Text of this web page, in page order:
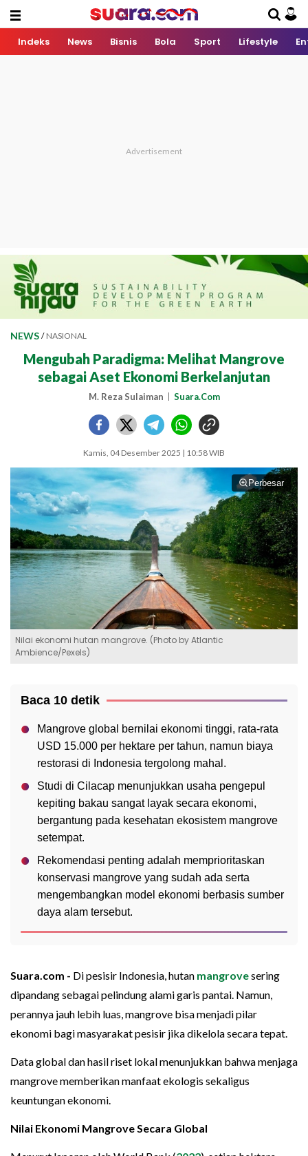
Indeks News Bisnis Bola Sport Lifestyle
NEWS / NASIONAL
Mengubah Paradigma: Melihat Mangrove
sebagai Aset Ekonomi Berkelanjutan
M. Reza Sulaiman Suara.Com
Kamis, 04 Desember 2025 | 10:58 WIB
Perbesar
Nilai ekonomi hutan mangrove. (Photo by Atlantic
Ambience/Pexels)
Baca 10 detik
Mangrove global bernilai ekonomi tinggi, rata-rata
USD 15.000 per hektare per tahun, namun biaya
restorasi di Indonesia tergolong mahal.
Studi di Cilacap menunjukkan usaha pengepul
kepiting bakau sangat layak secara ekonomi,
bergantung pada kesehatan ekosistem mangrove
setempat.
Rekomendasi penting adalah memprioritaskan
konservasi mangrove yang sudah ada serta
mengembangkan model ekonomi berbasis sumber
daya alam tersebut.
Suara.com - Di pesisir Indonesia, hutan mangrovesering
dipandang sebagai pelindung alami garis pantai. Namun,
perannya jauh lebih luas, mangrove bisa menjadi pilar
ekonomi bagi masyarakat pesisir jika dikelola secara tepat.
Data global dan hasil riset lokal menunjukkan bahwa menjaga
mangrove memberikan manfaat ekologis sekaligus
keuntungan ekonomi.
Nilai Ekonomi Mangrove Secara Global